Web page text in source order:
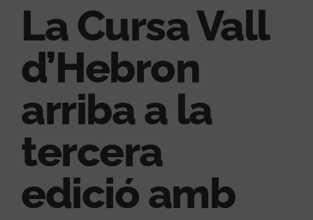
La Cursa Vall
d’Hebron
arriba a la
tercera
edició amb